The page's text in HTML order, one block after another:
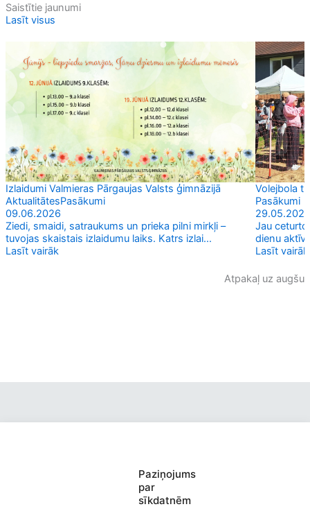
Paziņojums
par
sīkdatnēm
Saistītie jaunumi
Lasīt visus
Izlaidumi Valmieras Pārgaujas Valsts ģimnāzijā
AktualitātesPasākumi
09.06.2026
Ziedi, smaidi, satraukums un prieka pilni mirkļi –
tuvojas skaistais izlaidumu laiks. Katrs izlai...
Lasīt vairāk
Volejbola
Pasākumi
29.05.2026
Jau
dienu
Lasīt vairāk
Atpakaļ uz augšu
Valmieras Pārgaujas Valsts